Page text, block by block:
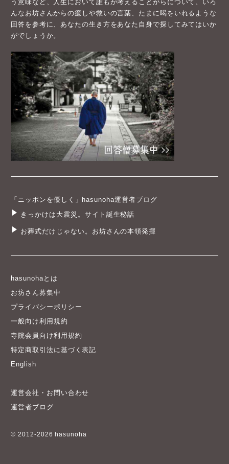
う意味など、人生において誰もが考えることがらについて、いろ
んなお坊さんからの癒しや救いの言葉、たまに喝をいれるような
回答を参考に、あなたの生き方をあなた自身で探してみてはいか
がでしょうか。
「ニッポンを優しく」hasunoha運営者ブログ
きっかけは大震災。サイト誕生秘話
お葬式だけじゃない。お坊さんの本領発揮
hasunohaとは
お坊さん募集中
プライバシーポリシー
一般向け利用規約
寺院会員向け利用規約
特定商取引法に基づく表記
English
運営会社・お問い合わせ
運営者ブログ
© 2012-2026 hasunoha